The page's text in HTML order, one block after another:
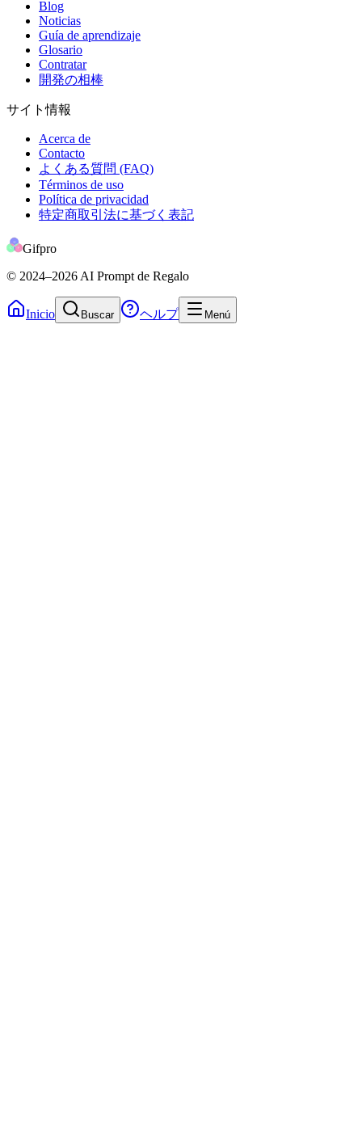
Blog
Noticias
Guía de aprendizaje
Glosario
Contratar
開発の相棒
サイト情報
Acerca de
Contacto
よくある質問 (FAQ)
Términos de uso
Política de privacidad
特定商取引法に基づく表記
Gifpro
© 2024–2026 AI Prompt de Regalo
Inicio Buscar ヘルプ Menú